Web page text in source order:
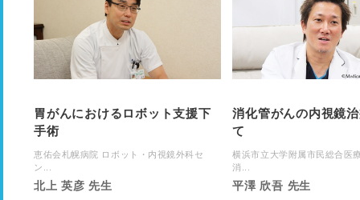
胃がんにおけるロボット支援下
手術
恵佑会札幌病院 ロボット・内視鏡外科セ
ン...
北上 英彦 先生
消化管がんの内視鏡
て
横浜市立大学附属市民総合医
消...
平澤 欣吾 先生